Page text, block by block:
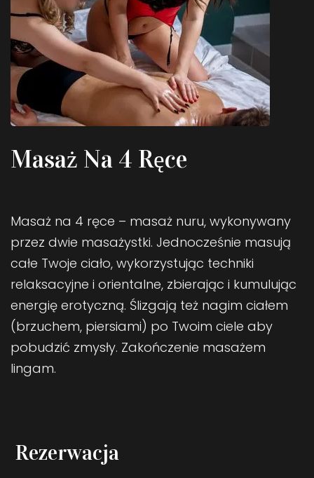
Masaż Na 4 Ręce
Masaż na 4 ręce – masaż nuru, wykonywany
przez dwie masażystki. Jednocześnie masują
całe Twoje ciało, wykorzystując techniki
relaksacyjne i orientalne, zbierając i kumulując
energię erotyczną. Ślizgają też nagim ciałem
(brzuchem, piersiami) po Twoim ciele aby
pobudzić zmysły. Zakończenie masażem
lingam.
Rezerwacja